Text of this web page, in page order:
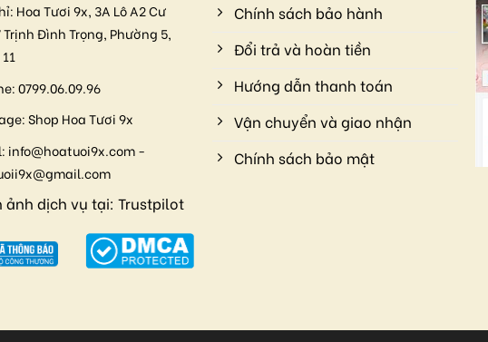
Hoa Tươi 9x, 3A Lô A2 Cư
Trịnh Đình Trọng, Phường 5,
0799.06.09.96
Shop Hoa Tươi 9x
info@hoatuoi9x.com -
ảnh dịch vụ tại: Trustpilot
Chính sách bảo hành
Đổi trả và hoàn tiền
Hướng dẫn thanh toán
Vận chuyển và giao nhận
Chính sách bảo mật